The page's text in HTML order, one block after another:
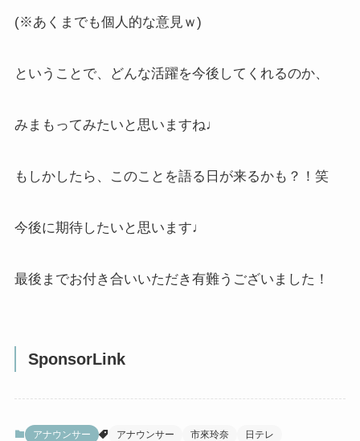
(※あくまでも個人的な意見ｗ)
ということで、どんな活躍を今後してくれるのか、
みまもってみたいと思いますね♩
もしかしたら、このことを語る日が来るかも？！笑
今後に期待したいと思います♩
最後までお付き合いいただき有難うございました！
SponsorLink
アナウンサー アナウンサー 市來玲奈 日テレ